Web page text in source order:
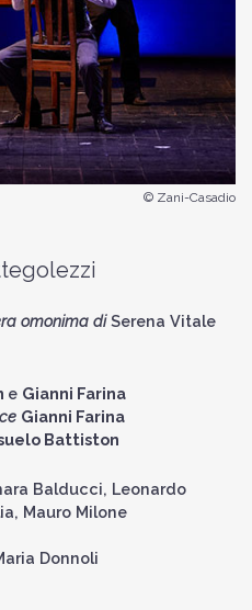
© Zani-Casadio
omonima diSerena Vitale
e Gianni Farina
Gianni Farina
Battiston
Balducci, Leonardo
Mauro Milone
Donnoli